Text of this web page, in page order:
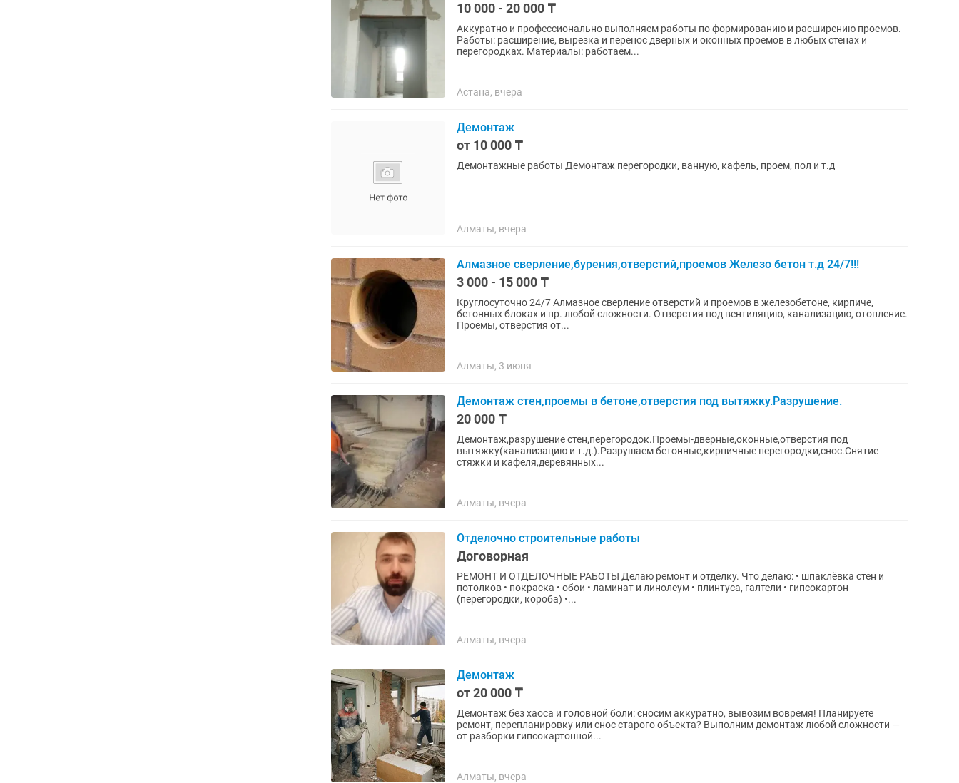
10 000 - 20 000 ₸
Аккуратно и профессионально выполняем работы по формированию и расширению проемов.
Работы: расширение, вырезка и перенос дверных и оконных проемов в любых стенах и
перегородках. Материалы: работаем...
Астана, вчера
Демонтаж
от 10 000 ₸
Демонтажные работы Демонтаж перегородки, ванную, кафель, проем, пол и т.д
Алматы, вчера
Алмазное сверление,бурения,отверстий,проемов Железо бетон т.д 24/7!!!
3 000 - 15 000 ₸
Круглосуточно 24/7 Алмазное сверление отверстий и проемов в железобетоне, кирпиче,
бетонных блоках и пр. любой сложности. Отверстия под вентиляцию, канализацию, отопление.
Проемы, отверстия от...
Алматы, 3 июня
Демонтаж стен,проемы в бетоне,отверстия под вытяжку.Разрушение.
20 000 ₸
Демонтаж,разрушение стен,перегородок.Проемы-дверные,оконные,отверстия под
вытяжку(канализацию и т.д.).Разрушаем бетонные,кирпичные перегородки,снос.Снятие
стяжки и кафеля,деревянных...
Алматы, вчера
Отделочно строительные работы
Договорная
РЕМОНТ И ОТДЕЛОЧНЫЕ РАБОТЫ Делаю ремонт и отделку. Что делаю: • шпаклёвка стен и
потолков • покраска • обои • ламинат и линолеум • плинтуса, галтели • гипсокартон
(перегородки, короба) •...
Алматы, вчера
Демонтаж
от 20 000 ₸
Демонтаж без хаоса и головной боли: сносим аккуратно, вывозим вовремя! Планируете
ремонт, перепланировку или снос старого объекта? Выполним демонтаж любой сложности —
от разборки гипсокартонной...
Алматы, вчера